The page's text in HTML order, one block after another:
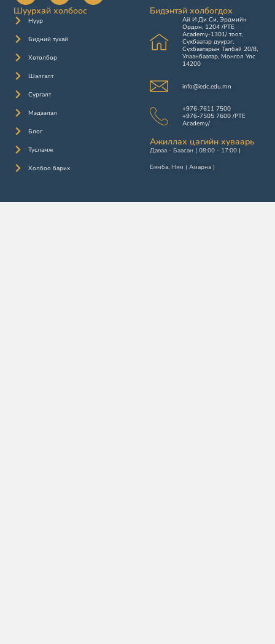
Шуурхай холбоос
Нүүр
Бидний тухай
Хөтөлбөр
Шалгалт
Сургалт
Мэдээлэл
Блог
Тусламж
Холбоо барих
Бидэнтэй холбогдох
Ай И Ди Си, Эрдмийн
Ордон, 1204 /PTE
Academy-1301/ тоот,
Сүхбаатар дүүрэг,
Сүхбаатарын Талбай 20/8,
Улаанбаатар, Монгол Улс
14200
info@iedc.edu.mn
+976-7611 7500
+976-7505 7600 /PTE
Academy/
Ажиллах цагийн хуваарь
Даваа - Баасан ( 08:00 - 17:00 )
Бямба, Ням ( Амарна )